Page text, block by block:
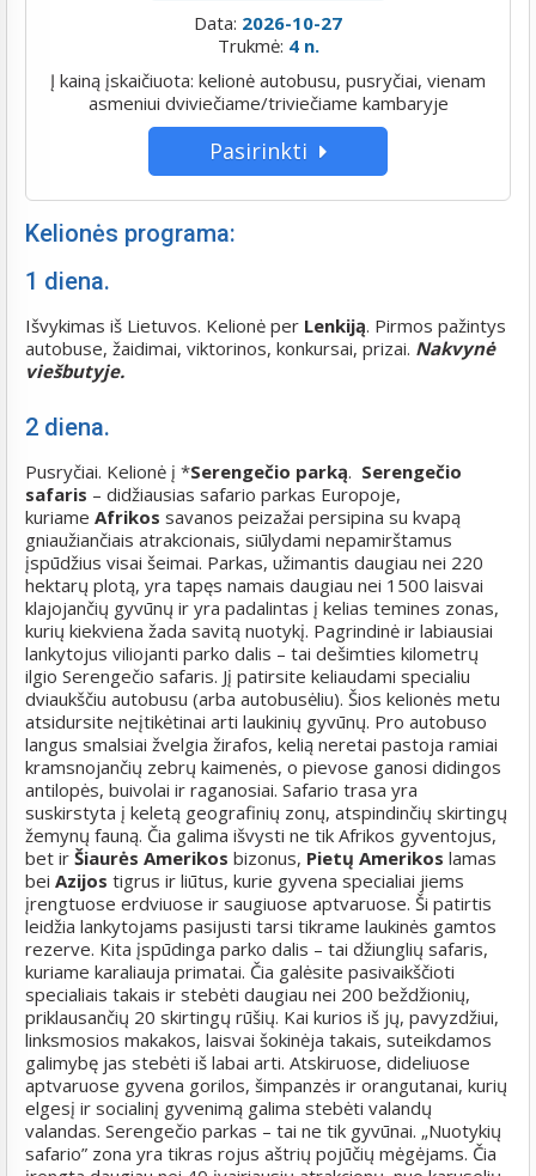
Data: 2026-10-27
Trukmė: 4 n.
Į kainą įskaičiuota: kelionė autobusu, pusryčiai, vienam
asmeniui dviviečiame/triviečiame kambaryje
Pasirinkti
Kelionės programa:
1 diena.
Išvykimas iš Lietuvos. Kelionė per Lenkiją. Pirmos pažintys
autobuse, žaidimai, viktorinos, konkursai, prizai. Nakvynė
viešbutyje.
2 diena.
Pusryčiai. Kelionė į *Serengečio parką. Serengečio
safaris – didžiausias safario parkas Europoje,
kuriame Afrikos savanos peizažai persipina su kvapą
gniaužiančiais atrakcionais, siūlydami nepamirštamus
įspūdžius visai šeimai. Parkas, užimantis daugiau nei 220
hektarų plotą, yra tapęs namais daugiau nei 1500 laisvai
klajojančių gyvūnų ir yra padalintas į kelias temines zonas,
kurių kiekviena žada savitą nuotykį. Pagrindinė ir labiausiai
lankytojus viliojanti parko dalis – tai dešimties kilometrų
ilgio Serengečio safaris. Jį patirsite keliaudami specialiu
dviaukščiu autobusu (arba autobusėliu). Šios kelionės metu
atsidursite neįtikėtinai arti laukinių gyvūnų. Pro autobuso
langus smalsiai žvelgia žirafos, kelią neretai pastoja ramiai
kramsnojančių zebrų kaimenės, o pievose ganosi didingos
antilopės, buivolai ir raganosiai. Safario trasa yra
suskirstyta į keletą geografinių zonų, atspindinčių skirtingų
žemynų fauną. Čia galima išvysti ne tik Afrikos gyventojus,
bet ir Šiaurės Amerikos bizonus, Pietų Amerikos lamas
bei Azijos tigrus ir liūtus, kurie gyvena specialiai jiems
įrengtuose erdviuose ir saugiuose aptvaruose. Ši patirtis
leidžia lankytojams pasijusti tarsi tikrame laukinės gamtos
rezerve. Kita įspūdinga parko dalis – tai džiunglių safaris,
kuriame karaliauja primatai. Čia galėsite pasivaikščioti
specialiais takais ir stebėti daugiau nei 200 beždžionių,
priklausančių 20 skirtingų rūšių. Kai kurios iš jų, pavyzdžiui,
linksmosios makakos, laisvai šokinėja takais, suteikdamos
galimybę jas stebėti iš labai arti. Atskiruose, dideliuose
aptvaruose gyvena gorilos, šimpanzės ir orangutanai, kurių
elgesį ir socialinį gyvenimą galima stebėti valandų
valandas. Serengečio parkas – tai ne tik gyvūnai. „Nuotykių
safario” zona yra tikras rojus aštrių pojūčių mėgėjams. Čia